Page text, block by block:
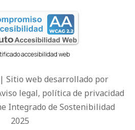
accesibilidad web
Sitio web desarrollado por
legal, política de privacidad
Integrado de Sostenibilidad
2025